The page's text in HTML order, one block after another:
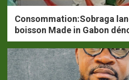
Consommation:Sobraga
boisson Made in Gabon